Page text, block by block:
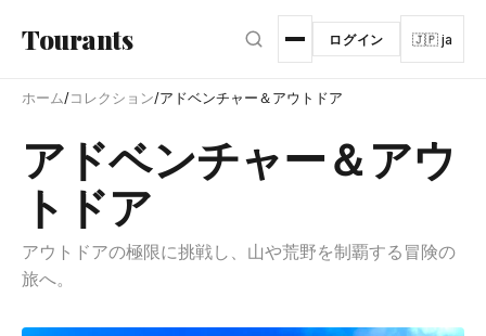
Tourants ログイン 🇯🇵 ja
ホーム/コレクション/アドベンチャー＆アウトドア
アドベンチャー＆アウ
トドア
アウトドアの極限に挑戦し、山や荒野を制覇する冒険の
旅へ。